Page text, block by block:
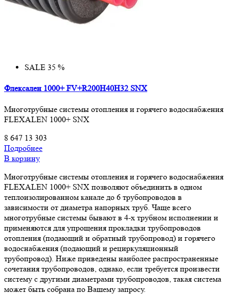
SALE 35 %
Флексален 1000+ FV+R200H40H32 SNX
Многотрубные системы отопления и горячего водоснабжения
FLEXALEN 1000+ SNX
8 647 13 303
Подробнее
В корзину
Многотрубные системы отопления и горячего водоснабжения
FLEXALEN 1000+ SNX позволяют объединить в одном
теплоизолированном канале до 6 трубопроводов в
зависимости от диаметра напорных труб. Чаще всего
многотрубные системы бывают в 4-х трубном исполнении и
применяются для упрощения прокладки трубопроводов
отопления (подающий и обратный трубопровод) и горячего
водоснабжения (подающий и рециркуляционный
трубопровод). Ниже приведены наиболее распространенные
сочетания трубопроводов, однако, если требуется произвести
систему с другими диаметрами трубопроводов, такая система
может быть собрана по Вашему запросу.